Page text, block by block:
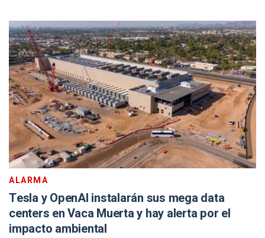
ALARMA
Tesla y OpenAI instalarán sus mega data
centers en Vaca Muerta y hay alerta por el
impacto ambiental